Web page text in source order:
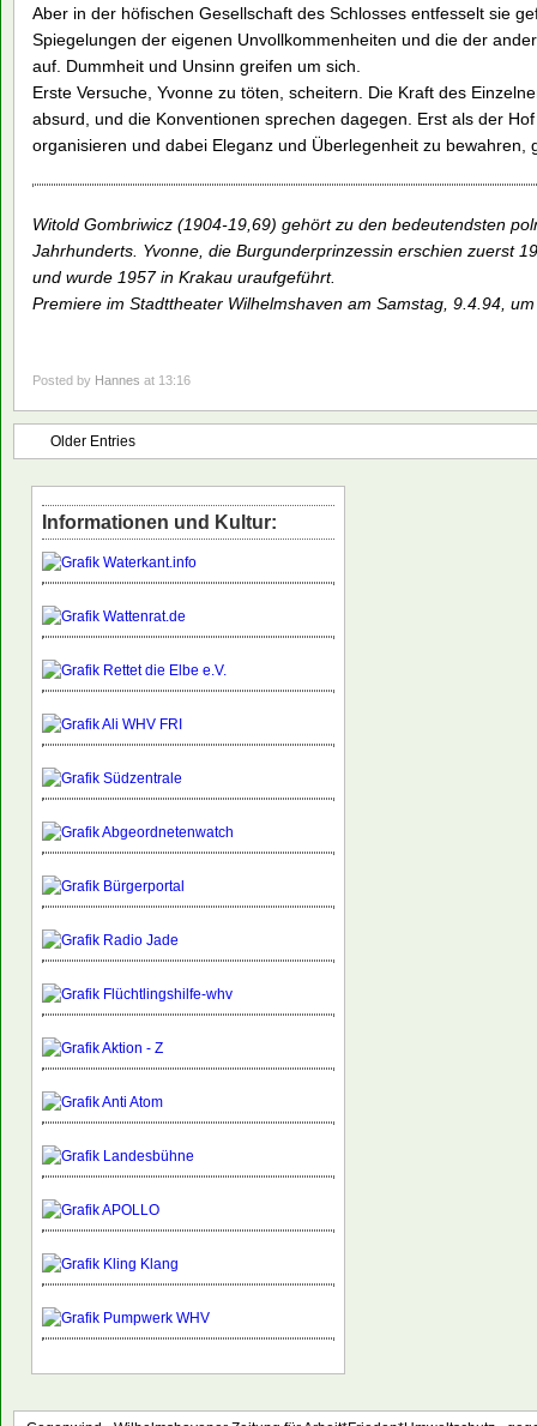
Aber in der höfischen Gesellschaft des Schlosses entfesselt sie
Spiegelungen der eigenen Unvollkommenheiten und die der
auf. Dummheit und Unsinn greifen um sich.
Erste Versuche, Yvonne zu töten, scheitern. Die Kraft des
absurd, und die Konventionen sprechen dagegen. Erst als der
organisieren und dabei Eleganz und Überlegenheit zu bewahren,
Witold Gombriwicz (1904-19,69) gehört zu den bedeutendsten
Jahrhunderts. Yvonne, die Burgunderprinzessin erschien zuerst
und wurde 1957 in Krakau uraufgeführt.
Premiere im Stadttheater Wilhelmshaven am Samstag, 9.4.94,
Posted by Hannes at 13:16
Older Entries
Informationen und Kultur: